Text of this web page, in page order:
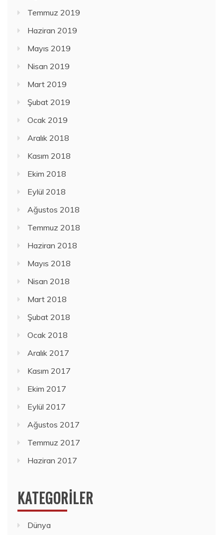
Temmuz 2019
Haziran 2019
Mayıs 2019
Nisan 2019
Mart 2019
Şubat 2019
Ocak 2019
Aralık 2018
Kasım 2018
Ekim 2018
Eylül 2018
Ağustos 2018
Temmuz 2018
Haziran 2018
Mayıs 2018
Nisan 2018
Mart 2018
Şubat 2018
Ocak 2018
Aralık 2017
Kasım 2017
Ekim 2017
Eylül 2017
Ağustos 2017
Temmuz 2017
Haziran 2017
KATEGORILER
Dünya